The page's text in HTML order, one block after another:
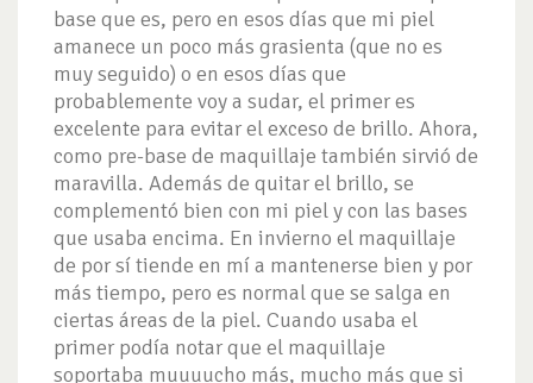
base que es, pero en esos días que mi piel
amanece un poco más grasienta (que no es
muy seguido) o en esos días que
probablemente voy a sudar, el primer es
excelente para evitar el exceso de brillo. Ahora,
como pre-base de maquillaje también sirvió de
maravilla. Además de quitar el brillo, se
complementó bien con mi piel y con las bases
que usaba encima. En invierno el maquillaje
de por sí tiende en mí a mantenerse bien y por
más tiempo, pero es normal que se salga en
ciertas áreas de la piel. Cuando usaba el
primer podía notar que el maquillaje
soportaba muuuucho más, mucho más que si